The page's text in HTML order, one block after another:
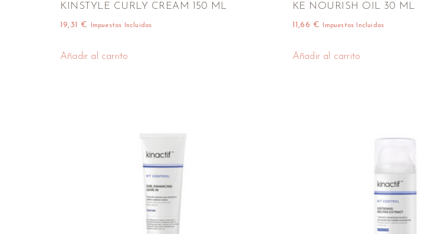
KINSTYLE CURLY CREAM 150 ML
19,31 € Impuestos Incluidos
Añadir al carrito
KE NOURISH OIL 30 ML
11,66 € Impuestos Incluidos
Añadir al carrito